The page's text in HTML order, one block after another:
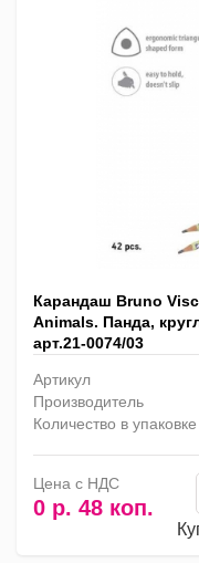
Карандаш Bruno
Animals. Панда,
арт.21-0074/03
Артикул
Производитель
Количество в упаковке
Цена с НДС
0 р. 48 коп.